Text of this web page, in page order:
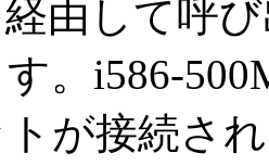
経由して呼
。i586-
が接続さ